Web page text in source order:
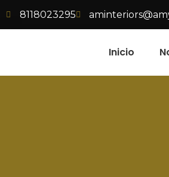
8118023295
Inicio